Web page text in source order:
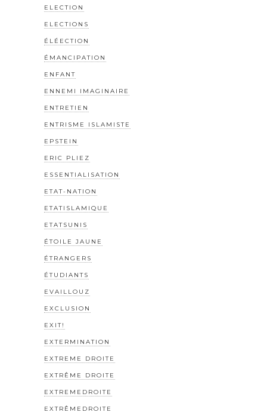
ELECTION
ELECTIONS
ÉLÉECTION
ÉMANCIPATION
ENFANT
ENNEMI IMAGINAIRE
ENTRETIEN
ENTRISME ISLAMISTE
EPSTEIN
ERIC PLIEZ
ESSENTIALISATION
ETAT-NATION
ETATISLAMIQUE
ETATSUNIS
ÉTOILE JAUNE
ÉTRANGERS
ÉTUDIANTS
EVAILLOUZ
EXCLUSION
EXIT!
EXTERMINATION
EXTREME DROITE
EXTRÊME DROITE
EXTREMEDROITE
EXTRÊMEDROITE